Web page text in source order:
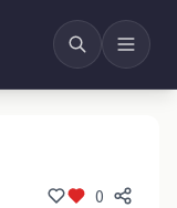
0